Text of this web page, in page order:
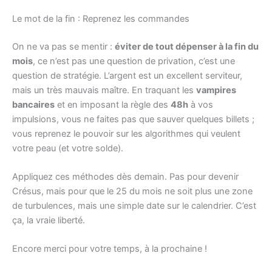
Le mot de la fin : Reprenez les commandes
On ne va pas se mentir : éviter de tout dépenser à la fin du
mois, ce n’est pas une question de privation, c’est une
question de stratégie. L’argent est un excellent serviteur,
mais un très mauvais maître. En traquant les vampires
bancaires et en imposant la règle des 48h à vos
impulsions, vous ne faites pas que sauver quelques billets ;
vous reprenez le pouvoir sur les algorithmes qui veulent
votre peau (et votre solde).
Appliquez ces méthodes dès demain. Pas pour devenir
Crésus, mais pour que le 25 du mois ne soit plus une zone
de turbulences, mais une simple date sur le calendrier. C’est
ça, la vraie liberté.
Encore merci pour votre temps, à la prochaine !